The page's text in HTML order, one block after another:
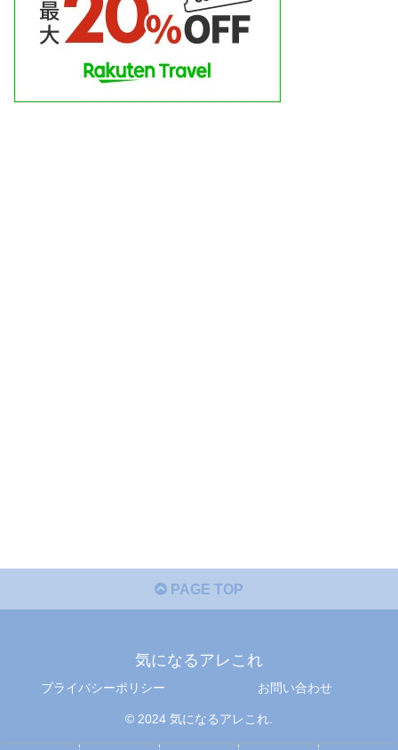
PAGE TOP
気になるアレこれ
プライバシーポリシー お問い合わせ
© 2024 気になるアレこれ.